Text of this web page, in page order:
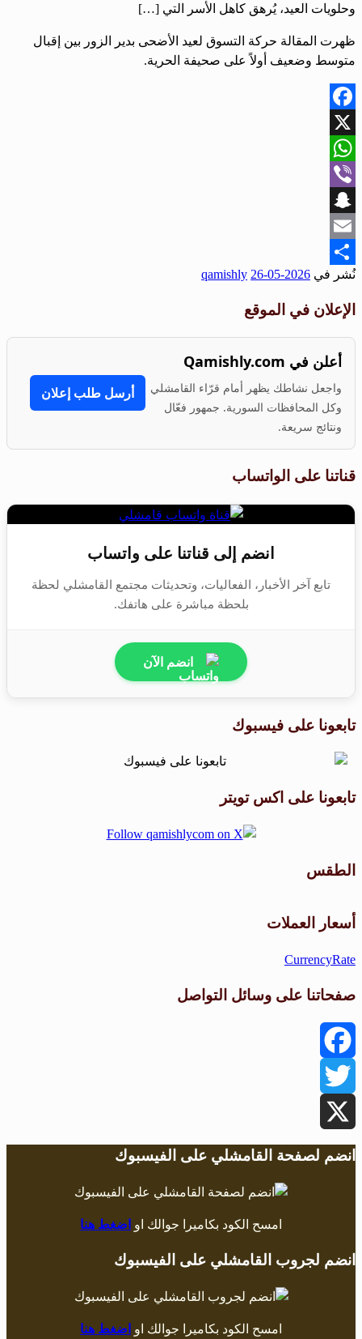
وحلويات العيد، يُرهق كاهل الأسر التي […]
ظهرت المقالة حركة التسوق لعيد الأضحى بدير الزور بين إقبال
متوسط وضعيف أولاً على صحيفة الحرية.
Facebook
X
WhatsApp
Viber
Snapchat
Email
Share
نُشر في 2026-05-26
qamishly
الإعلان في الموقع
أعلن في Qamishly.com
واجعل نشاطك يظهر أمام قرّاء القامشلي
وكل المحافظات السورية. جمهور فعّال
ونتائج سريعة.
أرسل طلب إعلان
قناتنا على الواتساب
انضم إلى قناتنا على واتساب
تابع آخر الأخبار، الفعاليات، وتحديثات مجتمع القامشلي لحظة
بلحظة مباشرة على هاتفك.
انضم الآن
تابعونا على فيسبوك
تابعونا على اكس تويتر
الطقس
أسعار العملات
CurrencyRate
صفحاتنا على وسائل التواصل
Facebook
Twitter
X
انضم لصفحة القامشلي على الفيسبوك
امسح الكود بكاميرا جوالك او اضغط هنا
انضم لجروب القامشلي على الفيسبوك
امسح الكود بكاميرا جوالك او اضغط هنا